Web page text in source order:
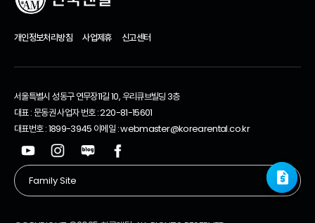
request_quote
request_quote
개인정보처리방침 사업제휴 신고센터
서울특별시 성동구 연무장11길 10, 우리큐브빌딩 3층
대표 : 문동권 사업자 번호 : 220-81-15601
대표번호 : 1899-3945 이메일 : webmaster@korearental.co.kr